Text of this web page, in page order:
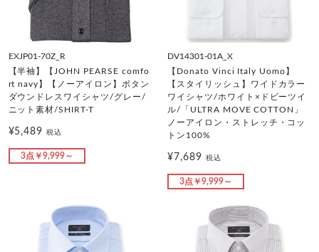
EXJP01-70Z_R
【半袖】【JOHN PEARSE comfo
rt navy】【ノーアイロン】ボタン
ダウンドレスワイシャツ/グレー/
ニット素材/SHIRT-T
¥5,489税込
3点￥9,999～
DV14301-01A_X
【Donato Vinci Italy Uomo】
【スタイリッシュ】ワイドカラー
ワイシャツ/ホワイト×ドビーツイ
ル/「ULTRA MOVE COTTON」
ノーアイロン・ストレッチ・コッ
トン100%
¥7,689 税込
3点￥9,999～